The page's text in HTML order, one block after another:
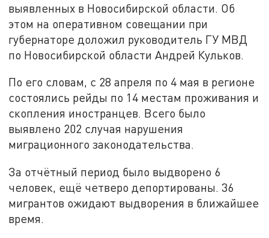
выявленных в Новосибирской области. Об
этом на оперативном совещании при
губернаторе доложил руководитель ГУ МВД
по Новосибирской области Андрей Кульков.
По его словам, с 28 апреля по 4 мая в регионе
состоялись рейды по 14 местам проживания и
скопления иностранцев. Всего было
выявлено 202 случая нарушения
миграционного законодательства.
За отчётный период было выдворено 6
человек, ещё четверо депортированы. 36
мигрантов ожидают выдворения в ближайшее
время.